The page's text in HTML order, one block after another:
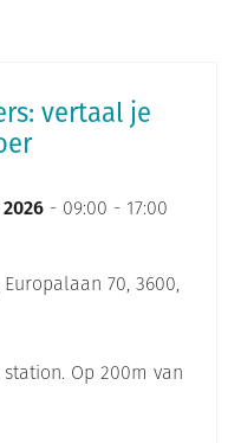
vertaal je
- 09:00 - 17:00
70, 3600,
Op 200m van